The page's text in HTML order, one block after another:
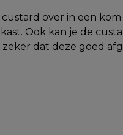
custard over in een
Ook kan je de
dat deze goed